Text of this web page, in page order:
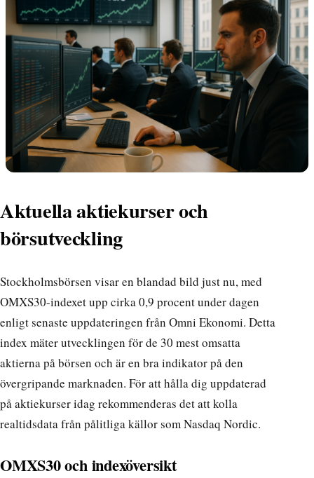
Aktuella aktiekurser och
börsutveckling
Stockholmsbörsen visar en blandad bild just nu, med
OMXS30-indexet upp cirka 0,9 procent under dagen
enligt senaste uppdateringen från Omni Ekonomi. Detta
index mäter utvecklingen för de 30 mest omsatta
aktierna på börsen och är en bra indikator på den
övergripande marknaden. För att hålla dig uppdaterad
på aktiekurser idag rekommenderas det att kolla
realtidsdata från pålitliga källor som Nasdaq Nordic.
OMXS30 och indexöversikt